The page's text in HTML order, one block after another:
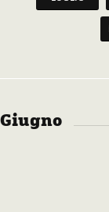
Giugno